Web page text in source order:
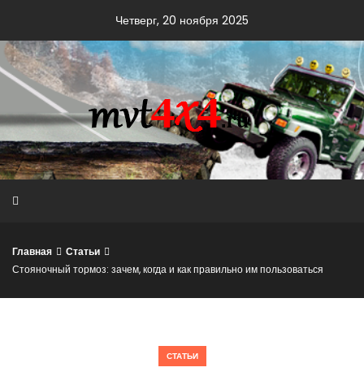
content
Четверг, 20 ноября 2025
Главная
Статьи
Стояночный тормоз: зачем, когда и как правильно им пользоваться
СТАТЬИ